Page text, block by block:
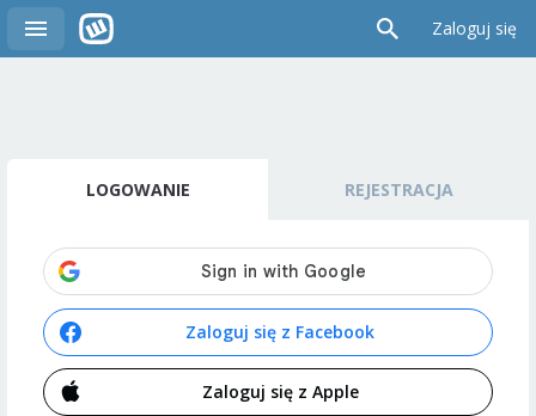
Zaloguj się
LOGOWANIE REJESTRACJA
Zaloguj się z Facebook
Zaloguj się z Apple